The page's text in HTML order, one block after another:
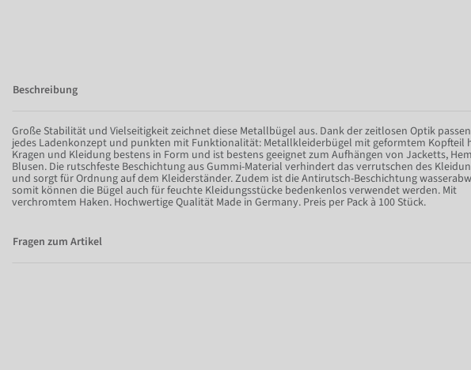
Beschreibung
Große Stabilität und Vielseitigkeit zeichnet diese Metallbügel aus. Dank der zeitlosen Optik
jedes Ladenkonzept und punkten mit Funktionalität: Metallkleiderbügel mit geformtem Kopfteil
Kragen und Kleidung bestens in Form und ist bestens geeignet zum Aufhängen von Jacketts,
Blusen. Die rutschfeste Beschichtung aus Gummi-Material verhindert das verrutschen des
und sorgt für Ordnung auf dem Kleiderständer. Zudem ist die Antirutsch-Beschichtung
somit können die Bügel auch für feuchte Kleidungsstücke bedenkenlos verwendet werden. Mit
verchromtem Haken. Hochwertige Qualität Made in Germany. Preis per Pack à 100 Stück.
Fragen zum Artikel